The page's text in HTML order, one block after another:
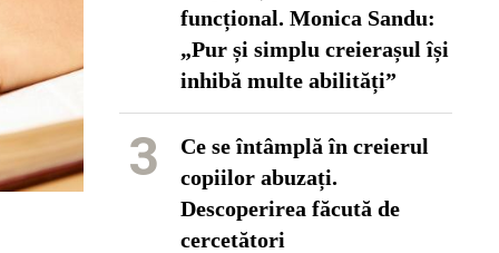
funcțional. Monica Sandu:
„Pur și simplu creierașul își
inhibă multe abilități”
3
Ce se întâmplă în creierul
copiilor abuzați.
Descoperirea făcută de
cercetători